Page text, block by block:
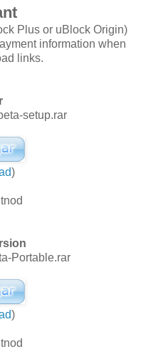
Plus or uBlock Origin)
information when
links.
setup.rar
)
tnod
Portable.rar
)
tnod